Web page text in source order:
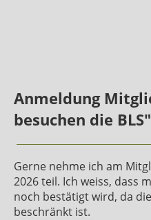
Anmeldung
besuchen die BLS"
Gerne nehme ich am
2026 teil. Ich weiss, dass
noch bestätigt wird, da
beschränkt ist.